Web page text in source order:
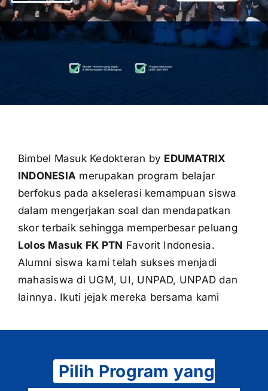
OUR PROGRAM
CONTACT US
Bimbel Masuk Kedokteran by EDUMATRIX
INDONESIA merupakan program belajar
berfokus pada akselerasi kemampuan siswa
dalam mengerjakan soal dan mendapatkan
skor terbaik sehingga memperbesar peluang
Lolos Masuk FK PTN Favorit Indonesia.
Alumni siswa kami telah sukses menjadi
mahasiswa di UGM, UI, UNPAD, UNPAD dan
lainnya. Ikuti jejak mereka bersama kami
Pilih Program yang